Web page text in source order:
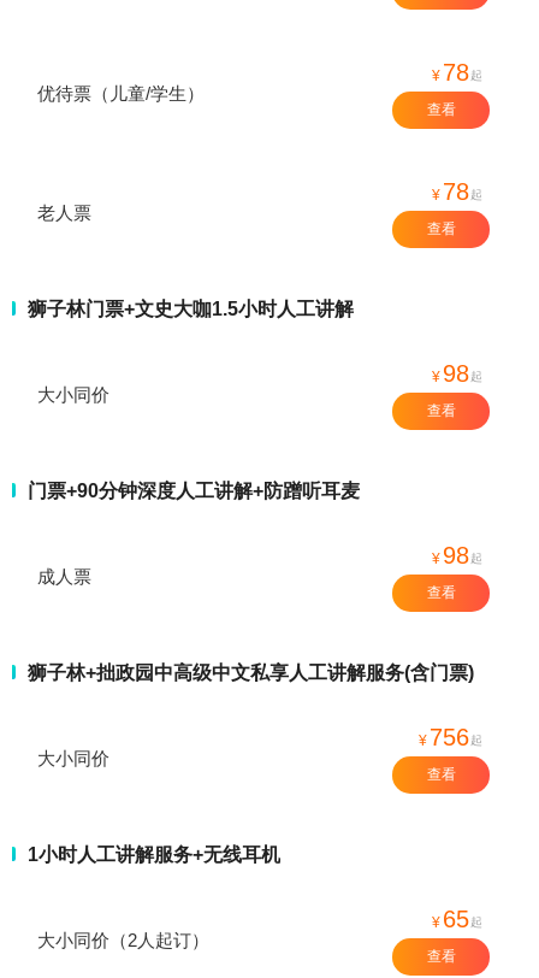
优待票（儿童/学生）
¥ 78起
查看
老人票
¥ 78起
查看
狮子林门票+文史大咖1.5小时人工讲解
大小同价
¥ 98起
查看
门票+90分钟深度人工讲解+防蹭听耳麦
成人票
¥ 98起
查看
狮子林+拙政园中高级中文私享人工讲解服务(含门票)
大小同价
¥ 756起
查看
1小时人工讲解服务+无线耳机
大小同价（2人起订）
¥ 65起
查看